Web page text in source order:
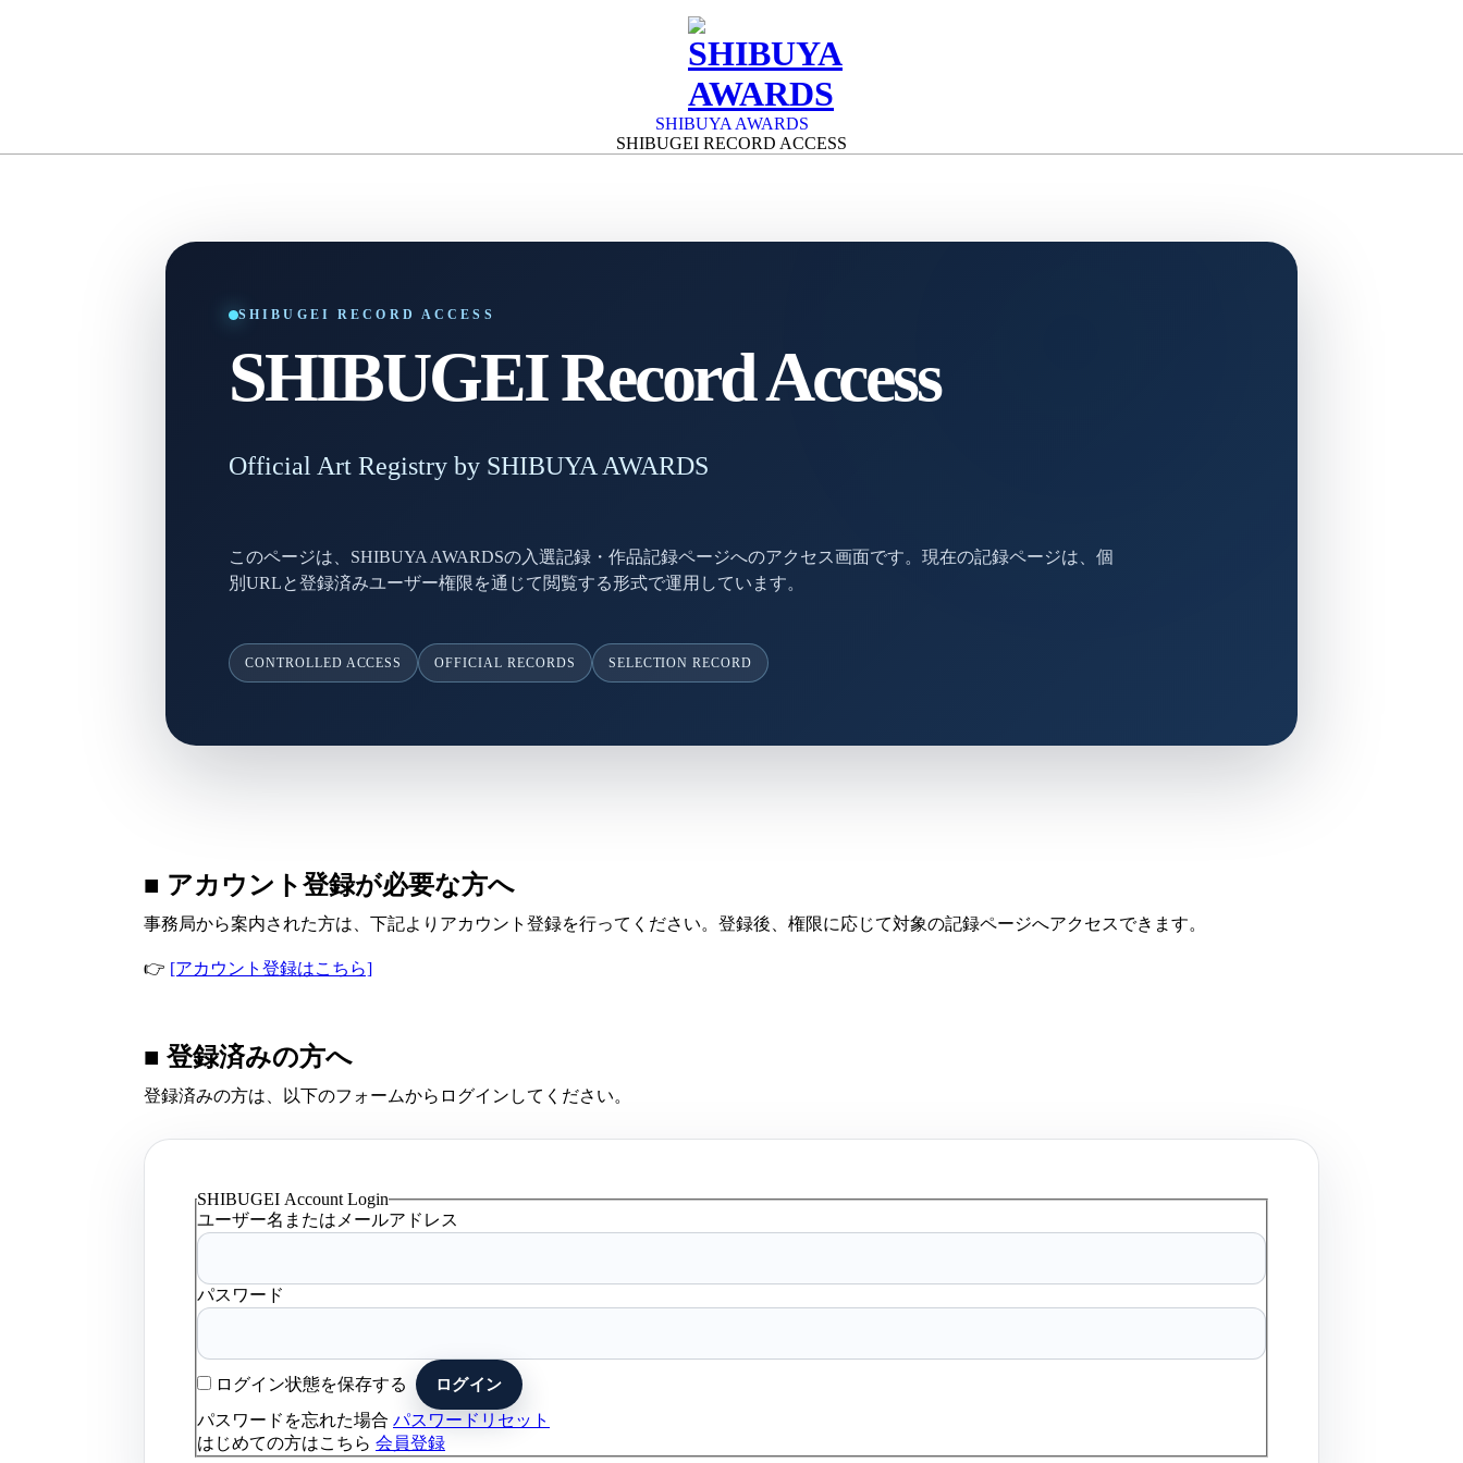
SHIBUYA AWARDS
SHIBUGEI RECORD ACCESS
SHIBUGEI RECORD ACCESS
SHIBUGEI Record Access
Official Art Registry by SHIBUYA AWARDS
このページは、SHIBUYA AWARDSの入選記録・作品記録ページへのアクセス画面です。現在の記録ページは、個
別URLと登録済みユーザー権限を通じて閲覧する形式で運用しています。
CONTROLLED ACCESS OFFICIAL RECORDS SELECTION RECORD
■ アカウント登録が必要な方へ
事務局から案内された方は、下記よりアカウント登録を行ってください。登録後、権限に応じて対象の記録ページへアクセスできます。
👉 [アカウント登録はこちら]
■ 登録済みの方へ
登録済みの方は、以下のフォームからログインしてください。
SHIBUGEI Account Login
ユーザー名またはメールアドレス
パスワード
ログイン状態を保存する
パスワードを忘れた場合 パスワードリセット
はじめての方はこちら 会員登録